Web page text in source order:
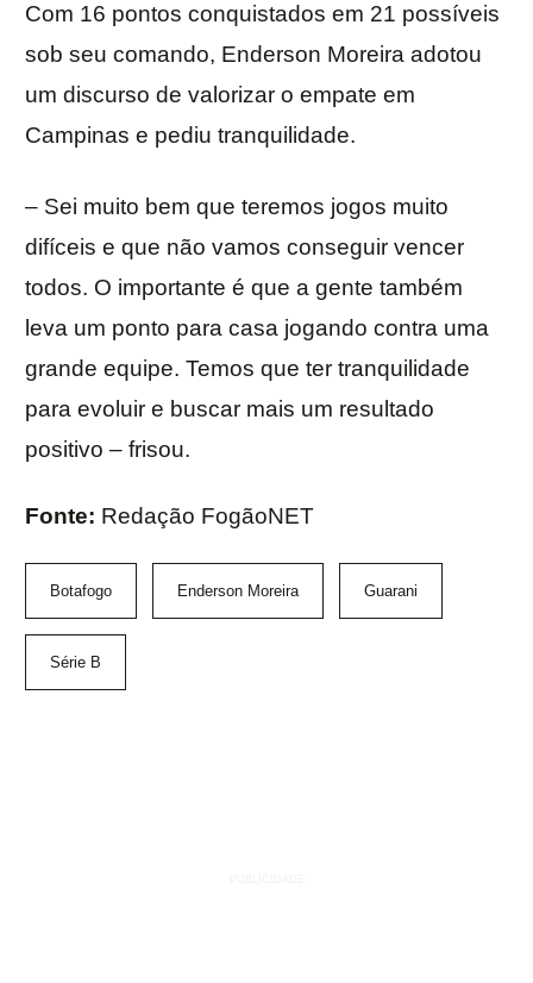
Com 16 pontos conquistados em 21 possíveis
sob seu comando, Enderson Moreira adotou
um discurso de valorizar o empate em
Campinas e pediu tranquilidade.
– Sei muito bem que teremos jogos muito
difíceis e que não vamos conseguir vencer
todos. O importante é que a gente também
leva um ponto para casa jogando contra uma
grande equipe. Temos que ter tranquilidade
para evoluir e buscar mais um resultado
positivo – frisou.
Fonte: Redação FogãoNET
Botafogo Enderson Moreira Guarani
Série B